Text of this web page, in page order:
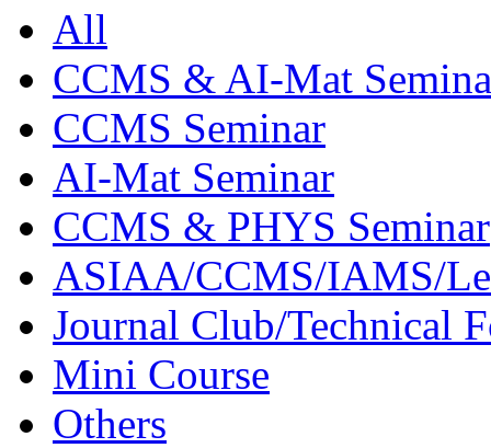
All
CCMS & AI-Mat
CCMS Seminar
AI-Mat Seminar
CCMS & PHYS Seminar
ASIAA/CCMS/IAMS/
Journal Club/Technical
Mini Course
Others